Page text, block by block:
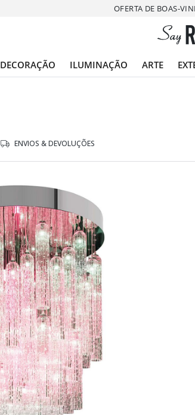
OFERTA DE BOAS-
DECORAÇÃO ILUMINAÇÃO ARTE
ENVIOS & DEVOLUÇÕES